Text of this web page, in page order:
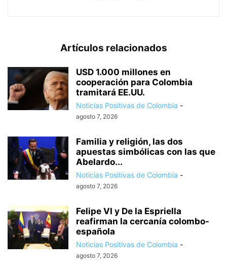
Artículos relacionados
USD 1.000 millones en
cooperación para Colombia
tramitará EE.UU.
Noticias Positivas de Colombia -
agosto 7, 2026
Familia y religión, las dos
apuestas simbólicas con las que
Abelardo...
Noticias Positivas de Colombia -
agosto 7, 2026
Felipe VI y De la Espriella
reafirman la cercanía colombo-
española
Noticias Positivas de Colombia -
agosto 7, 2026